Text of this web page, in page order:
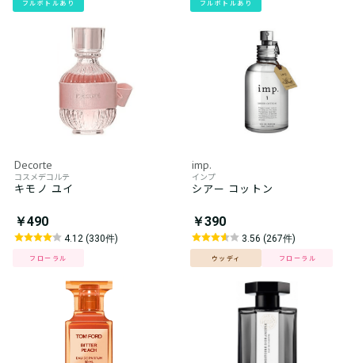
フルボトルあり フルボトルあり
Decorte
コスメデコルテ
キモノ ユイ
￥490
4.12 (330件)
フローラル
imp.
インプ
シアー コットン
￥390
3.56 (267件)
ウッディ フローラル